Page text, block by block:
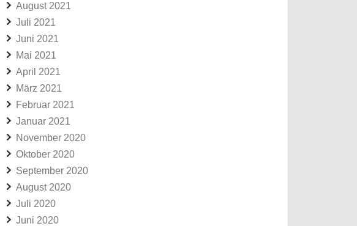
August 2021
Juli 2021
Juni 2021
Mai 2021
April 2021
März 2021
Februar 2021
Januar 2021
November 2020
Oktober 2020
September 2020
August 2020
Juli 2020
Juni 2020